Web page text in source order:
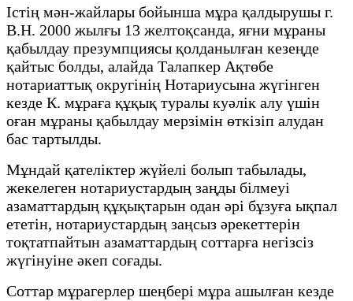
Істің мән-жайлары бойынша мұра қалдырушы г.
В.Н. 2000 жылғы 13 желтоқсанда, яғни мұраны
қабылдау презумпциясы қолданылған кезеңде
қайтыс болды, алайда Талапкер Ақтөбе
нотариаттық округінің Нотариусына жүгінген
кезде К. мұраға құқық туралы куәлік алу үшін
оған мұраны қабылдау мерзімін өткізіп алудан
бас тартылды.
Мұндай қателіктер жүйелі болып табылады,
жекелеген нотариустардың заңды білмеуі
азаматтардың құқықтарын одан әрі бұзуға ықпал
ететін, нотариустардың заңсыз әрекеттерін
тоқтатпайтын азаматтардың соттарға негізсіз
жүгінуіне әкеп соғады.
Соттар мұрагерлер шеңбері мұра ашылған кезде